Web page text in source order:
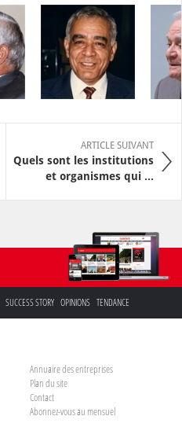
ARTICLE SUIVANT
Quels sont les institutions
et organismes qui ...
SUCCESS STORY OPINIONS TENDANCE
Annuaire des entreprises
Plan du site
Contact
Abonnez-vous au mensuel